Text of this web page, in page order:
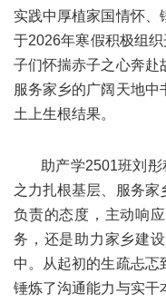
实践中厚植家国情怀、
于2026年寒假积极组
子们怀揣赤子之心奔赴
服务家乡的广阔天地
土上生根结果。
助产学2501班刘彤
之力扎根基层、服务家
负责的态度，主动响
务，还是助力家乡建
中。从起初的生疏忐忑
锤炼了沟通能力与实干